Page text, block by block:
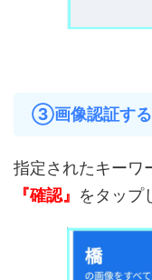
③画像認証する
指定されたキーワ
『確認』 をタップ